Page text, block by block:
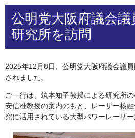
公明党大阪府議会
研究所を訪問
2025年12月8日、公明党大阪府議会議
されました。
ご一行は、筑本知子教授による研究所
安信准教授の案内のもと、レーザー核
究に活用されている大型パワーレーザー